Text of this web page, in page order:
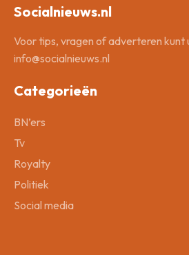
Socialnieuws.nl
Voor tips, vragen of adverteren kunt
info@socialnieuws.nl
Categorieën
BN’ers
Tv
Royalty
Politiek
Social media